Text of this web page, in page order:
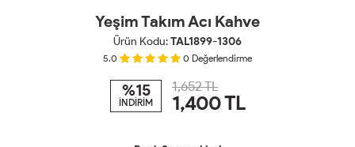
Yeşim Takım Acı Kahve
Ürün Kodu:TAL1899-1306
5.0 0 Değerlendirme
%15
İNDİRİM
1,652 TL
1,400TL